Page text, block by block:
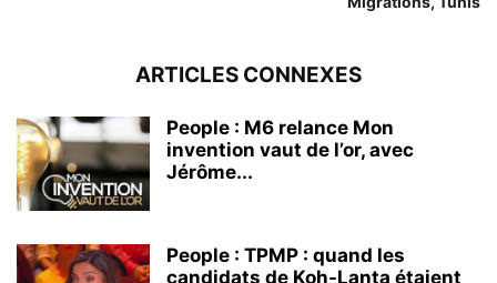
ARTICLES CONNEXES
People : M6 relance Mon
invention vaut de l’or, avec
Jérôme...
People : TPMP : quand les
candidats de Koh-Lanta étaient